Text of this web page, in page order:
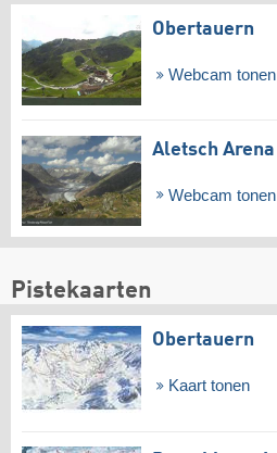
Obertauern
Webcam tonen
Aletsch Arena
Webcam tonen
Pistekaarten
Obertauern
Kaart tonen